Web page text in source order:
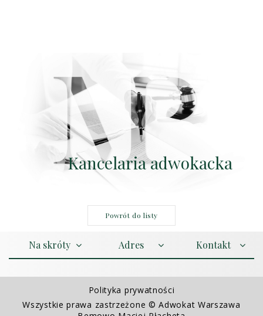
Kancelaria adwokacka
Powrót do listy
Na skróty Adres Kontakt
Polityka prywatności
Wszystkie prawa zastrzeżone © Adwokat Warszawa